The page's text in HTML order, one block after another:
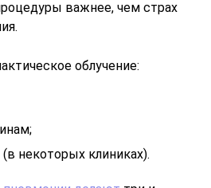
важнее, чем страх
облучение:
некоторых клиниках).